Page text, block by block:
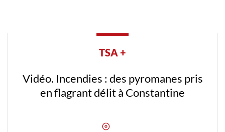
TSA +
Vidéo. Incendies : des pyromanes pris
en flagrant délit à Constantine